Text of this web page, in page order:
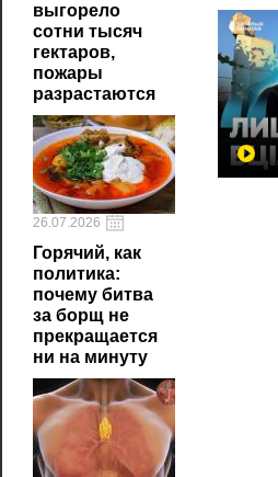
выгорело
сотни тысяч
гектаров,
пожары
разрастаются
26.07.2026
Горячий, как
политика:
почему битва
за борщ не
прекращается
ни на минуту